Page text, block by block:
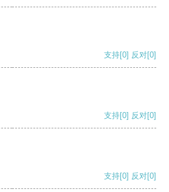
支持[0] 反对[0]
支持[0] 反对[0]
支持[0] 反对[0]